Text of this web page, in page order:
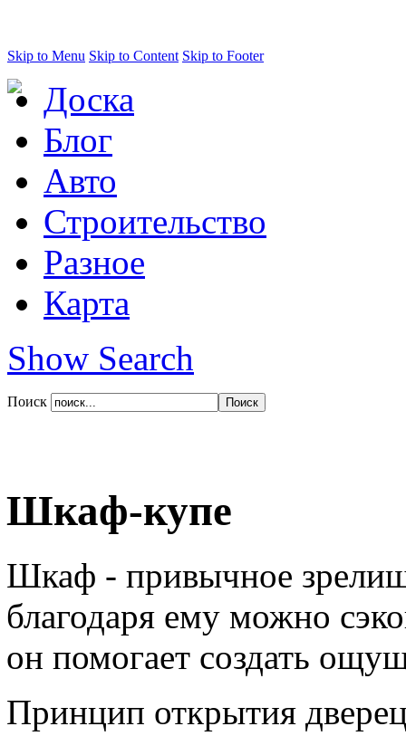
Skip to Menu Skip to Content Skip to Footer
Доска
Блог
Авто
Строительство
Разное
Карта
Show Search
Поиск
Шкаф-купе
Шкаф - привычное
благодаря ему можно
он помогает создать
Принцип открытия